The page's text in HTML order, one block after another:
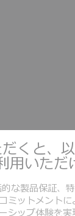
くと、
用いただ
な製品保証、
ミットメント
シップ体験を実